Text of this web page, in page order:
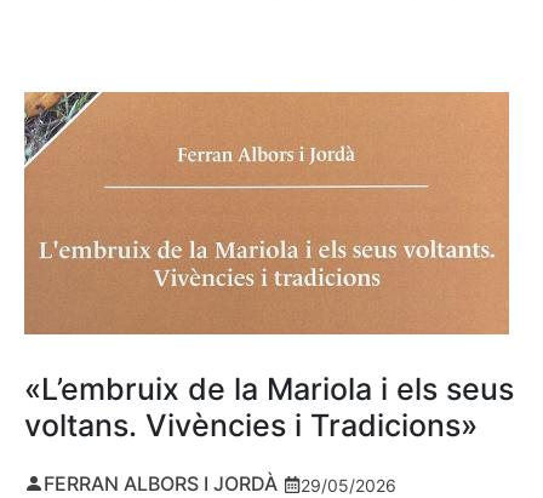
«L’embruix de la Mariola i els seus
voltans. Vivències i Tradicions»
FERRAN ALBORS I JORDÀ 29/05/2026